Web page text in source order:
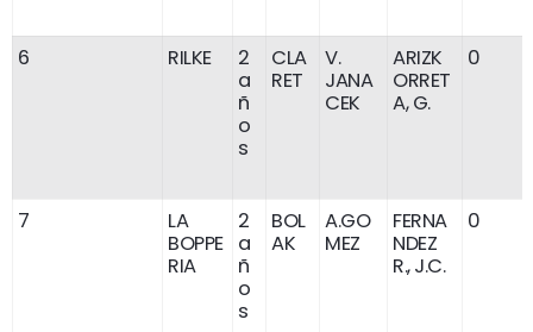
6 RILKE
2
a
ñ
o
s
CLA
RET
V.
JANA
CEK
ARIZK
ORRET
A, G.
0
7
LA
BOPPE
RIA
2
a
ñ
o
s
BOL
AK
A.GO
MEZ
FERNA
NDEZ
R., J.C.
0